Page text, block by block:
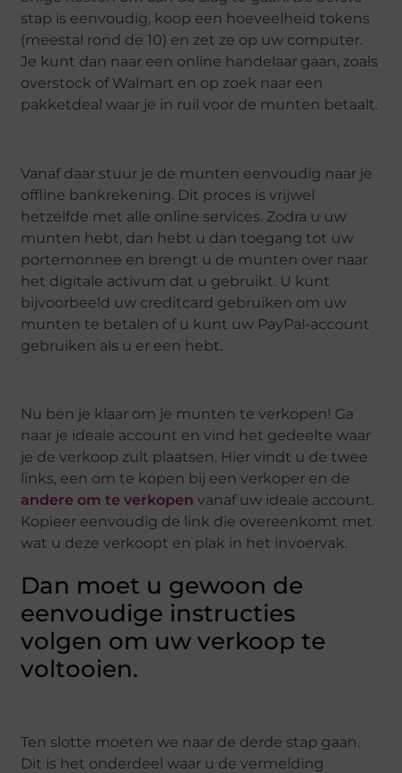
stap is eenvoudig, koop een hoeveelheid tokens
(meestal rond de 10) en zet ze op uw computer.
Je kunt dan naar een online handelaar gaan, zoals
overstock of Walmart en op zoek naar een
pakketdeal waar je in ruil voor de munten betaalt.
Vanaf daar stuur je de munten eenvoudig naar je
offline bankrekening. Dit proces is vrijwel
hetzelfde met alle online services. Zodra u uw
munten hebt, dan hebt u dan toegang tot uw
portemonnee en brengt u de munten over naar
het digitale activum dat u gebruikt. U kunt
bijvoorbeeld uw creditcard gebruiken om uw
munten te betalen of u kunt uw PayPal-account
gebruiken als u er een hebt.
Nu ben je klaar om je munten te verkopen! Ga
naar je ideale account en vind het gedeelte waar
je de verkoop zult plaatsen. Hier vindt u de twee
links, een om te kopen bij een verkoper en de
andere om te verkopen vanaf uw ideale account.
Kopieer eenvoudig de link die overeenkomt met
wat u deze verkoopt en plak in het invoervak.
Dan moet u gewoon de
eenvoudige instructies
volgen om uw verkoop te
voltooien.
Ten slotte moeten we naar de derde stap gaan.
Dit is het onderdeel waar u de vermelding